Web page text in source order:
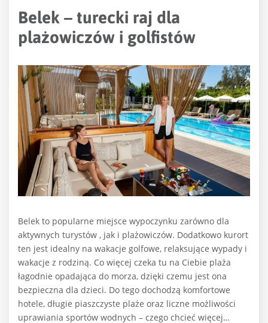
Belek – turecki raj dla
plażowiczów i golfistów
Belek to popularne miejsce wypoczynku zarówno dla
aktywnych turystów , jak i plażowiczów. Dodatkowo kurort
ten jest idealny na wakacje golfowe, relaksujące wypady i
wakacje z rodziną. Co więcej czeka tu na Ciebie plaża
łagodnie opadająca do morza, dzięki czemu jest ona
bezpieczna dla dzieci. Do tego dochodzą komfortowe
hotele, długie piaszczyste plaże oraz liczne możliwości
uprawiania sportów wodnych – czego chcieć więcej…